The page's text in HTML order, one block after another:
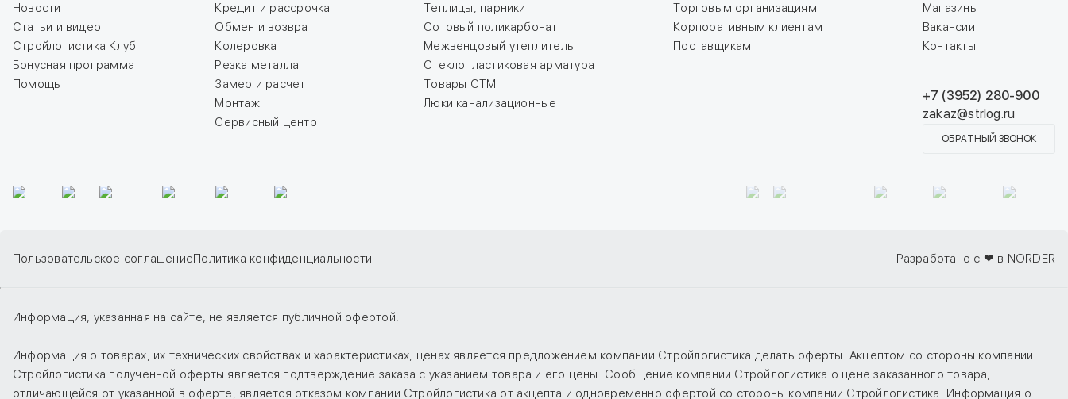
Новости
Статьи и видео
Стройлогистика Клуб
Бонусная программа
Помощь
Кредит и рассрочка
Обмен и возврат
Колеровка
Резка металла
Замер и расчет
Монтаж
Сервисный центр
Теплицы, парники
Сотовый поликарбонат
Межвенцовый утеплитель
Стеклопластиковая арматура
Товары СТМ
Люки канализационные
Торговым организациям
Корпоративным клиентам
Поставщикам
Магазины
Вакансии
Контакты
+7 (3952) 280-900
zakaz@strlog.ru
ОБРАТНЫЙ ЗВОНОК
Пользовательское соглашениеПолитика конфиденциальности Разработано с ❤ в NORDER
Информация, указанная на сайте, не является публичной офертой.
Информация о товарах, их технических свойствах и характеристиках, ценах является предложением компании Стройлогистика делать оферты. Акцептом со стороны компании
Стройлогистика полученной оферты является подтверждение заказа с указанием товара и его цены. Сообщение компании Стройлогистика о цене заказанного товара,
отличающейся от указанной в оферте, является отказом компании Стройлогистика от акцепта и одновременно офертой со стороны компании Стройлогистика. Информация о